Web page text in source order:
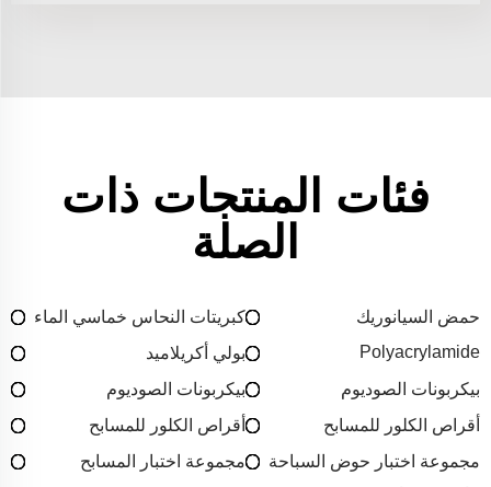
فئات المنتجات ذات
الصلة
حمض السيانوريك
كبريتات النحاس خماسي الماء
Polyacrylamide
بولي أكريلاميد
بيكربونات الصوديوم
بيكربونات الصوديوم
أقراص الكلور للمسابح
أقراص الكلور للمسابح
مجموعة اختبار حوض السباحة
مجموعة اختبار المسابح